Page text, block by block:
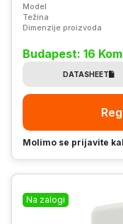
Model
Težina
Dimenzije proizvoda
Budapest: 16
DATASHEET
Molimo se prijavite
Na zalogi